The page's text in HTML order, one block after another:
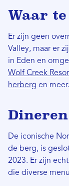
Waar
Er zijn geen
Valley, maar er
in Eden en
Wolf Creek
herberg en meer.
Dineren
De iconische
de berg, is
2023. Er zijn
die diverse